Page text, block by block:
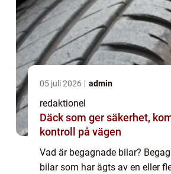
05 juli 2026 admin
redaktionel
Däck som ger säkerhet,
kontroll på vägen
Vad är begagnade bilar?
bilar som har ägts av en eller